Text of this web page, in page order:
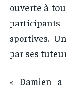
ouverte à
participants
sportives.
par ses
« Damien